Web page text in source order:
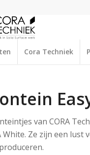
Cora Techniek
van CORA
White. Ze zijn een